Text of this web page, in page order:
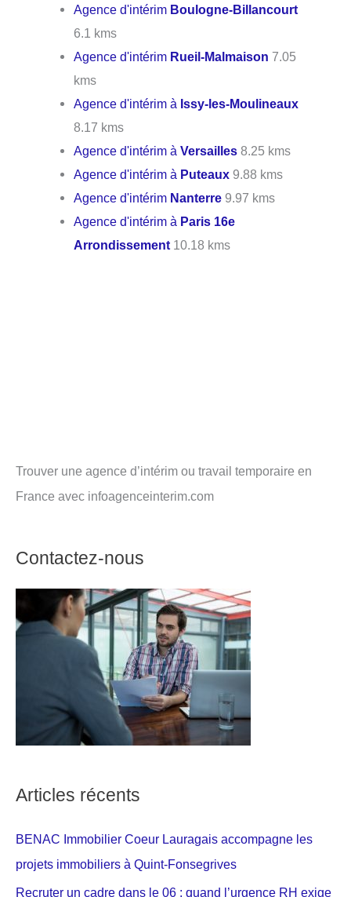
Agence d'intérim Boulogne-Billancourt
6.1 kms
Agence d'intérim Rueil-Malmaison 7.05
kms
Agence d'intérim à Issy-les-Moulineaux
8.17 kms
Agence d'intérim àVersailles 8.25 kms
Agence d'intérim à Puteaux 9.88 kms
Agence d'intérim Nanterre 9.97 kms
Agence d'intérim à Paris 16e
Arrondissement 10.18 kms
Trouver une agence d’intérim ou travail temporaire en
France avec infoagenceinterim.com
Contactez-nous
Articles récents
BENAC Immobilier Coeur Lauragais accompagne les
projets immobiliers à Quint-Fonsegrives
Recruter un cadre dans le 06 : quand l’urgence RH exige